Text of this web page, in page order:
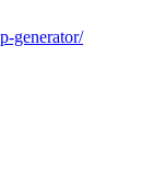
generator/